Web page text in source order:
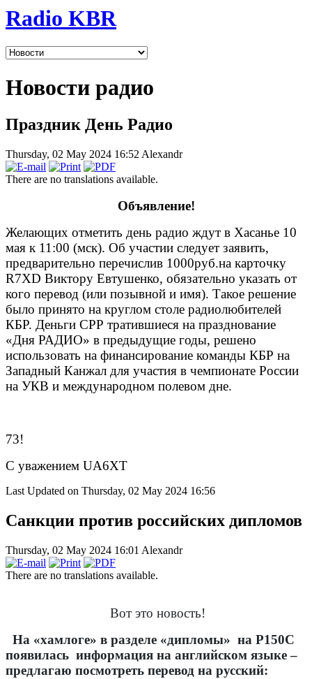
Radio KBR
Новости радио
Праздник День Радио
Thursday, 02 May 2024 16:52 Alexandr
There are no translations available.
Объявление!
Желающих отметить день радио ждут в Хасанье 10
мая к 11:00 (мск). Об участии следует заявить,
предварительно перечислив 1000руб.на карточку
R7XD Виктору Евтушенко, обязательно указать от
кого перевод (или позывной и имя). Такое решение
было принято на круглом столе радиолюбителей
КБР. Деньги СРР тратившиеся на празднование
«Дня РАДИО» в предыдущие годы, решено
использовать на финансирование команды КБР на
Западный Канжал для участия в чемпионате России
на УКВ и международном полевом дне.
73!
С уважением UA6XT
Last Updated on Thursday, 02 May 2024 16:56
Санкции против российских дипломов
Thursday, 02 May 2024 16:01 Alexandr
There are no translations available.
Вот это новость!
На «хамлоге» в разделе «дипломы» на Р150С
появилась информация на английском языке –
предлагаю посмотреть перевод на русский: